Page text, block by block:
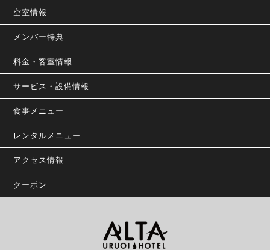
空室情報
メンバー特典
料金・客室情報
サービス・設備情報
食事メニュー
レンタルメニュー
アクセス情報
クーポン